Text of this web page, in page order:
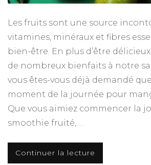
Les fruits sont une source
vitamines, minéraux et fibres
bien-être. En plus d’être
de nombreux bienfaits à notre
vous êtes-vous déjà demandé
moment de la journée pour
Que vous aimiez commencer la
smoothie fruité, …
Continuer la lecture